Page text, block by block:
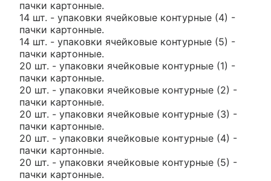
пачки картонные.
14 шт. - упаковки ячейковые контурные (4) -
пачки картонные.
14 шт. - упаковки ячейковые контурные (5) -
пачки картонные.
20 шт. - упаковки ячейковые контурные (1) -
пачки картонные.
20 шт. - упаковки ячейковые контурные (2) -
пачки картонные.
20 шт. - упаковки ячейковые контурные (3) -
пачки картонные.
20 шт. - упаковки ячейковые контурные (4) -
пачки картонные.
20 шт. - упаковки ячейковые контурные (5) -
пачки картонные.